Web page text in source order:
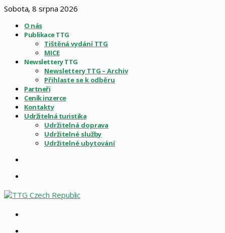
Sobota, 8 srpna 2026
O nás
Publikace TTG
Tištěná vydání TTG
MICE
Newslettery TTG
Newslettery TTG – Archiv
Přihlaste se k odběru
Partneři
Ceník inzerce
Kontakty
Udržitelná turistika
Udržitelná doprava
Udržitelné služby
Udržitelné ubytování